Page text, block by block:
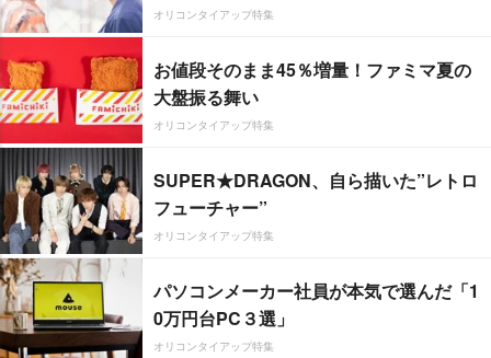
オリコンタイアップ特集
お値段そのまま45％増量！ファミマ夏の
大盤振る舞い
オリコンタイアップ特集
SUPER★DRAGON、自ら描いた”レトロ
フューチャー”
オリコンタイアップ特集
パソコンメーカー社員が本気で選んだ「1
0万円台PC３選」
オリコンタイアップ特集